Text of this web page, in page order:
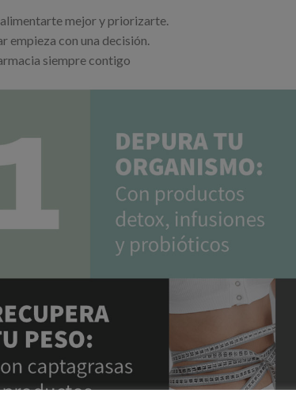
mejor y priorizarte.
empieza con una decisión.
siempre contigo